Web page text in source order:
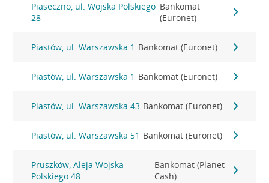
Piaseczno, ul. Wojska Polskiego
28
Bankomat
(Euronet)
Piastów, ul. Warszawska 1 Bankomat (Euronet)
Piastów, ul. Warszawska 1 Bankomat (Euronet)
Piastów, ul. Warszawska 43 Bankomat (Euronet)
Piastów, ul. Warszawska 51 Bankomat (Euronet)
Pruszków, Aleja Wojska
Polskiego 48
Bankomat (Planet
Cash)